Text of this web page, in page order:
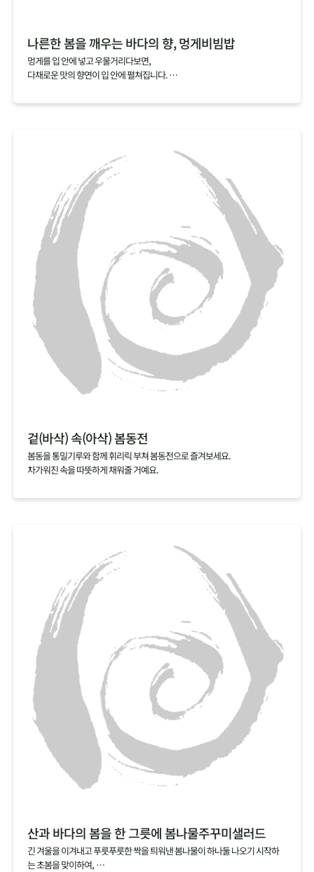
나른한 봄을 깨우는 바다의 향, 멍게비빔밥
멍게를 입 안에 넣고 우물거리다보면,
다채로운 맛의 향연이 입 안에 펼쳐집니다.
짭조름한 맛과 씁쓸한 맛을 지나고 나면,
멍게 특유의 향을 하나도 놓치지 않고 오롯이 느낄 수 있답니다.
싱그러운 봄채소와 바다 향을 가득 품은 멍게로 나른해진 몸과 마음을 깨워보
겉(바삭) 속(아삭) 봄동전
봄동을 통밀기루와 함께 휘리릭 부쳐 봄동전으로 즐겨보세요.
차가워진 속을 따뜻하게 채워줄 거예요.
산과 바다의 봄을 한 그릇에 봄나물주꾸미샐러드
긴 겨울을 이겨내고 푸릇푸릇한 싹을 틔워낸 봄나물이 하나둘 나오기 시작하
는 초봄을 맞이하여,